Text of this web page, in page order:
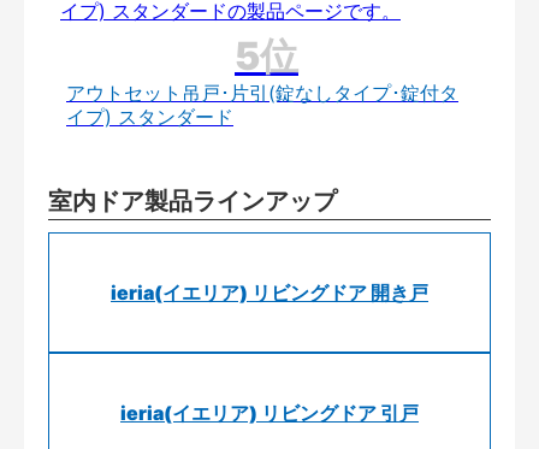
アウトセット吊戸･片引(錠なしタイプ･錠付タ
イプ) スタンダード
室内ドア製品ラインアップ
ieria(イエリア) リビングドア 開き戸
ieria(イエリア) リビングドア 引戸